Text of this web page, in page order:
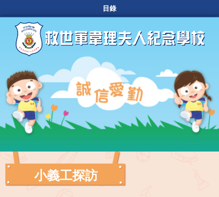
目錄
小義工探訪